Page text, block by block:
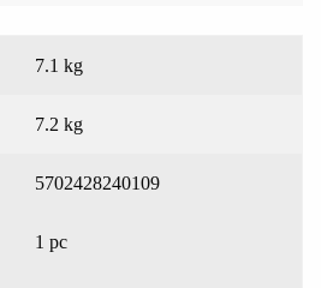
7.1 kg
7.2 kg
5702428240109
1 pc